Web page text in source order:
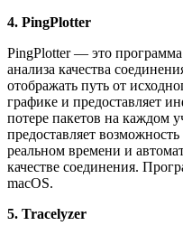
4. PingPlotter
PingPlotter — это
анализа качества
отображать путь от
графике и предоставляет
потере пакетов на каждом
предоставляет
реальном времени и
качестве соединения.
macOS.
5. Tracelyzer